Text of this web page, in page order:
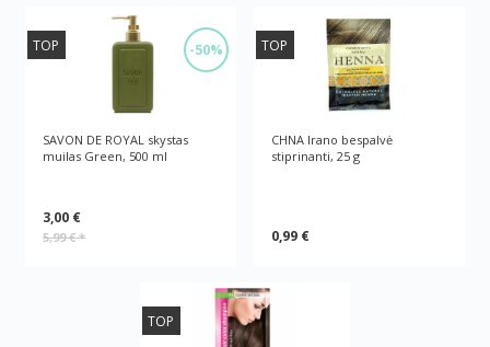
-50%
TOP
SAVON DE ROYAL skystas
muilas Green, 500 ml
3,00 €
5,99 €*
TOP
CHNA Irano bespalvė
stiprinanti, 25 g
0,99 €
TOP